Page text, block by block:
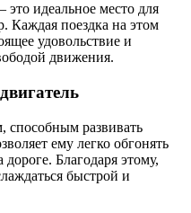
идеальное место для
Каждая поездка на этом
удовольствие и
движения.
способным развивать
ему легко обгонять
Благодаря этому,
быстрой и